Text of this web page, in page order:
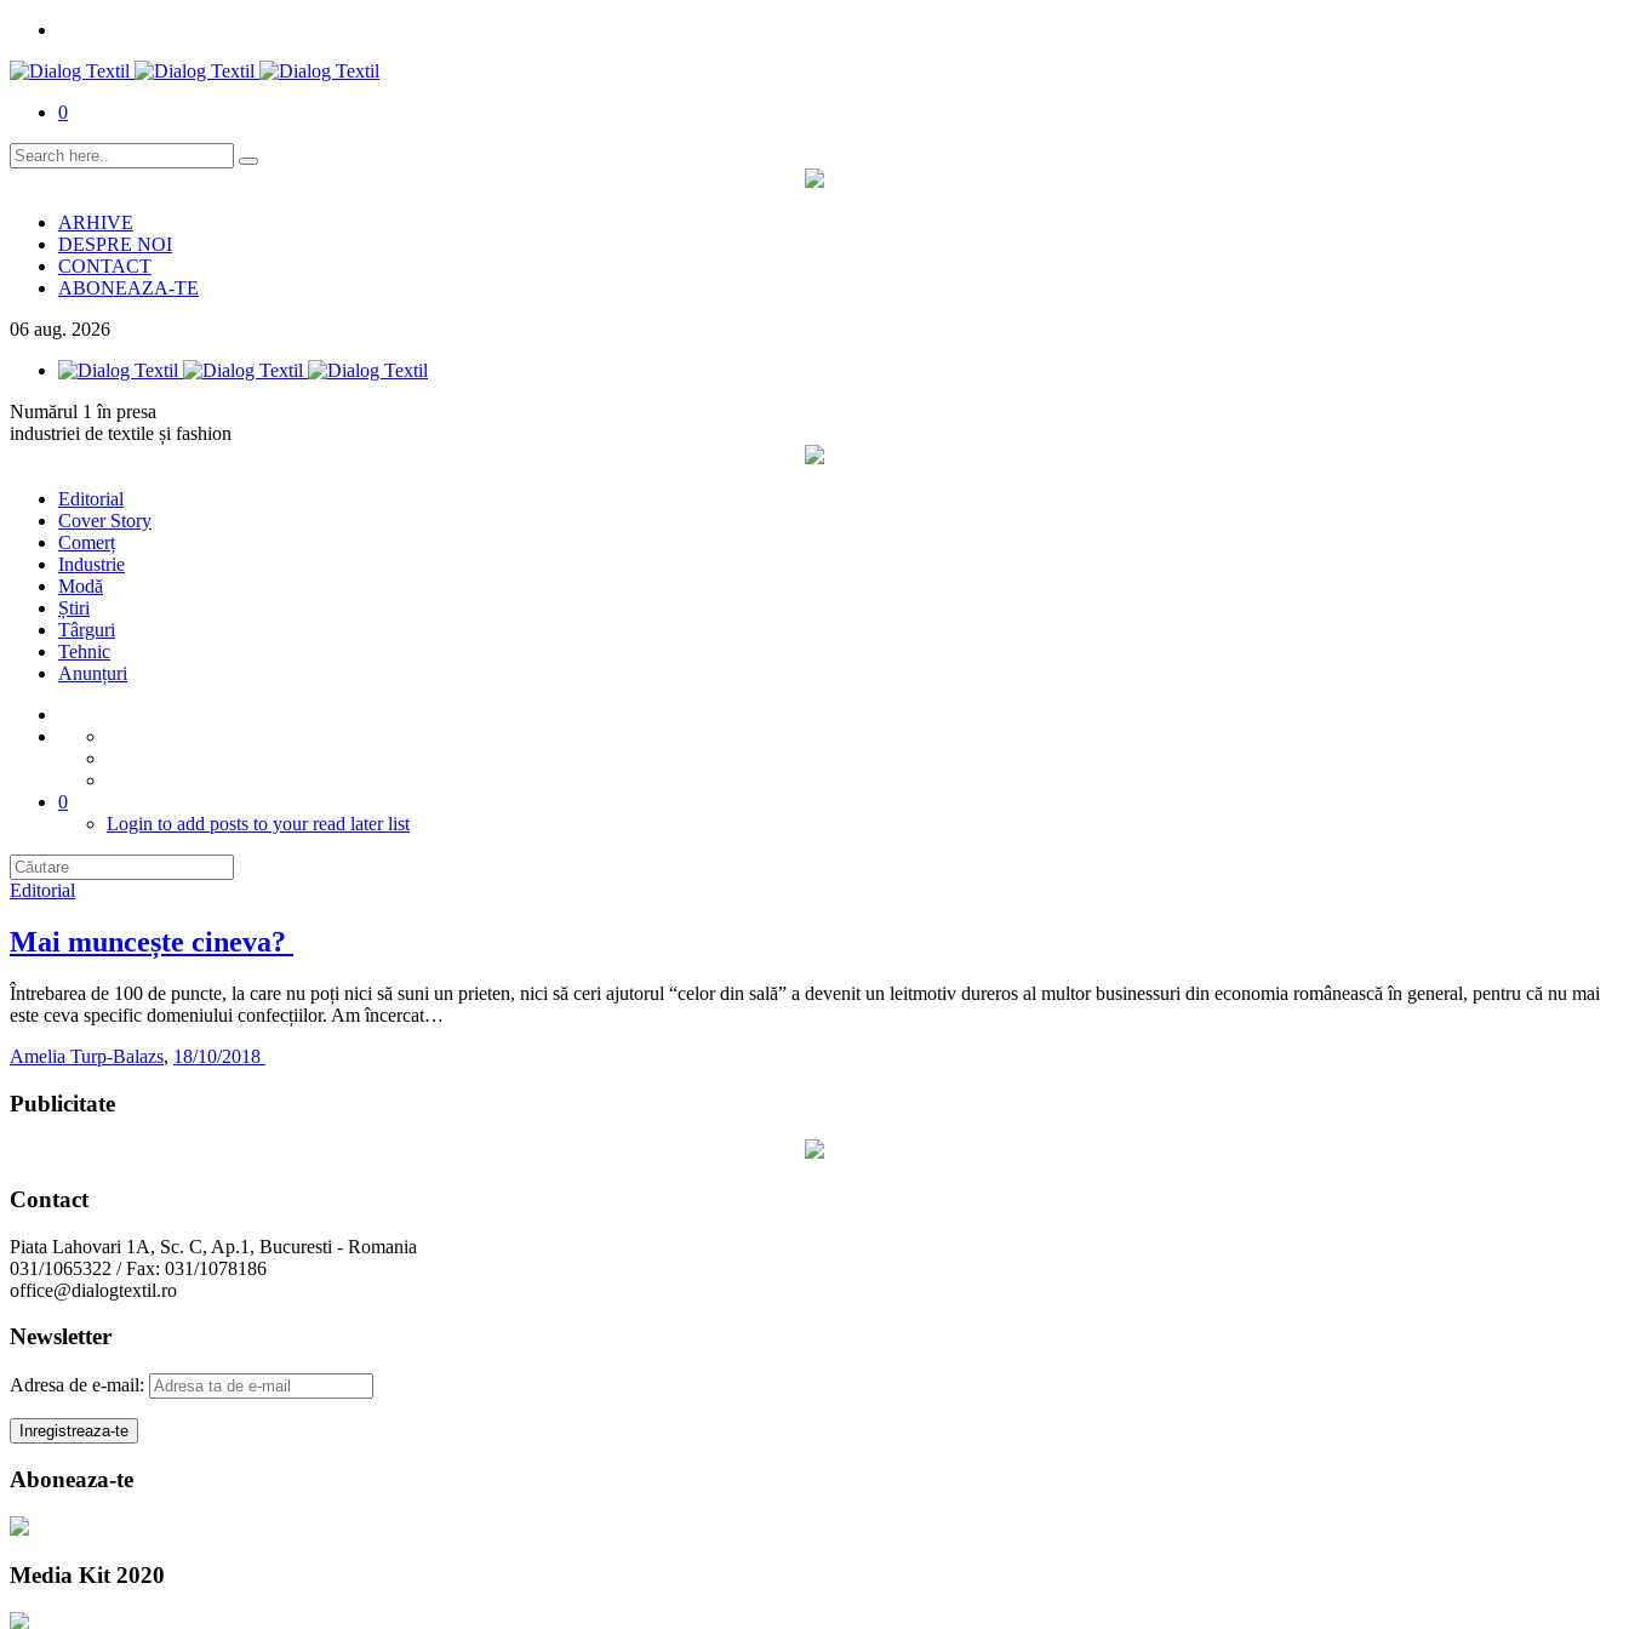
0
ARHIVE
DESPRE NOI
CONTACT
ABONEAZA-TE
06 aug. 2026
Numărul 1 în presa
industriei de textile și fashion
Editorial
Cover Story
Comerț
Industrie
Modă
Știri
Târguri
Tehnic
Anunțuri
0
Login to add posts to your read later list
Editorial
Mai muncește cineva?
Întrebarea de 100 de puncte, la care nu poți nici să suni un prieten, nici să ceri ajutorul “celor din sală” a devenit un leitmotiv dureros al multor businessuri din economia românească în general, pentru că nu mai
este ceva specific domeniului confecțiilor. Am încercat…
Amelia Turp-Balazs, 18/10/2018
Publicitate
Contact
Piata Lahovari 1A, Sc. C, Ap.1, Bucuresti - Romania
031/1065322 / Fax: 031/1078186
office@dialogtextil.ro
Newsletter
Adresa de e-mail:
Aboneaza-te
Media Kit 2020